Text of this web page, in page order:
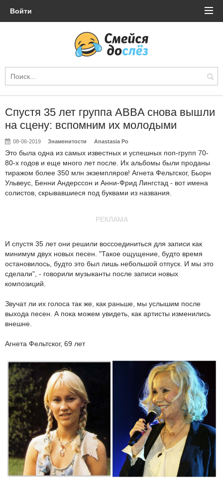
Войти
Спустя 35 лет группа ABBA снова вышли
на сцену: вспомним их молодыми
08-06-2019 Знаменитости Anastasia Po
Это была одна из самых известных и успешных поп-групп 70-
80-х годов и еще много лет после. Их альбомы были проданы
тиражом более 350 млн экземпляров! Агнета Фельтског, Бьорн
Ульвеус, Бенни Андерссон и Анни-Фрид Лингстад - вот имена
солистов, скрывавшиеся под буквами из названия.
РЕКЛАМА
И спустя 35 лет они решили воссоединиться для записи как
минимум двух новых песен. "Такое ощущение, будто время
остановилось, будто это был лишь небольшой отпуск. И мы это
сделали", - говорили музыканты после записи новых
композиций.
Звучат ли их голоса так же, как раньше, мы услышим после
выхода песен. А пока можем увидеть, как артисты изменились
внешне.
Агнета Фельтског, 69 лет